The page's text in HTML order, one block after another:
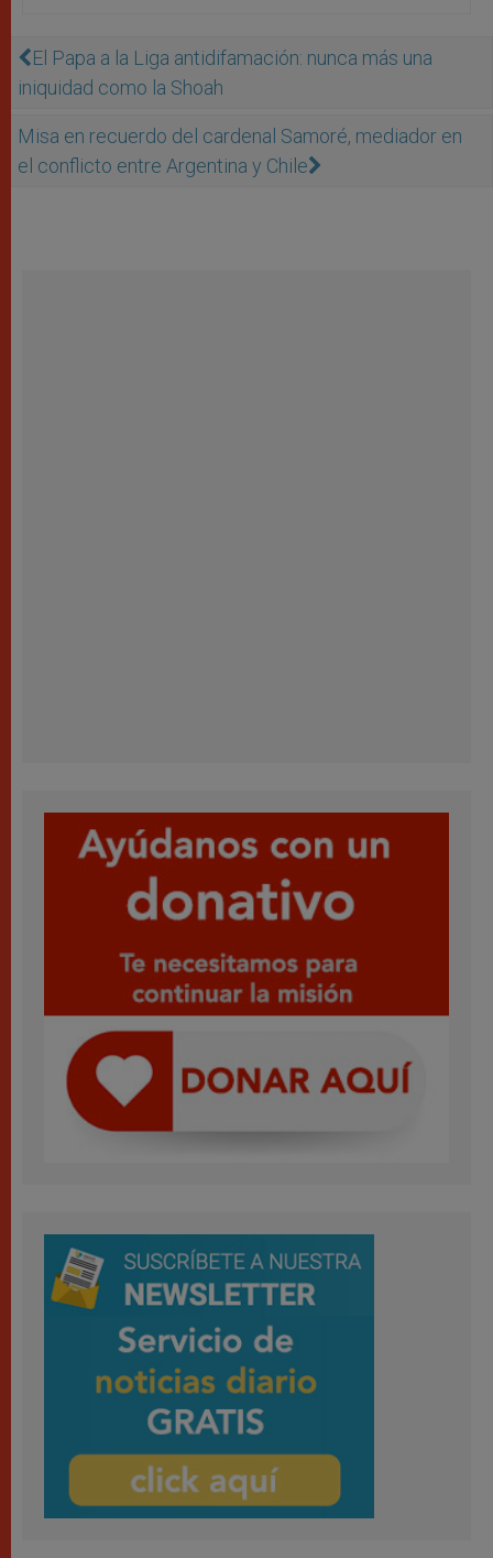
El Papa a la Liga antidifamación: nunca más una
iniquidad como la Shoah
Misa en recuerdo del cardenal Samoré, mediador en
el conflicto entre Argentina y Chile